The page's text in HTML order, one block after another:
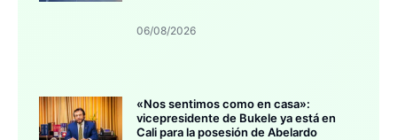
06/08/2026
«Nos sentimos como en casa»:
vicepresidente de Bukele ya está en
Cali para la posesión de Abelardo